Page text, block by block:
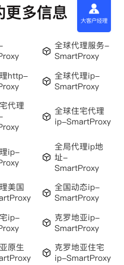
更多信息
全球代理服务-
SmartProxy
http-
全球代理ip-
SmartProxy
代理
全球住宅代理
ip-SmartProxy
ip-
全局代理ip地
址-
SmartProxy
美国
全国动态ip-
SmartProxy
ip-
克罗地亚ip-
SmartProxy
原生
克罗地亚住宅
ip-SmartProxy
大客户经理